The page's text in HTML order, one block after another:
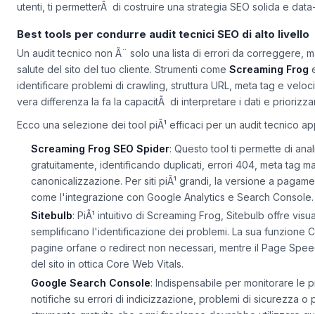
piÃ¹ piattaforme, come Ahrefs per l'analisi dei competitor e
Best tools per condurre audit tecnici SEO di alto livello
Un audit tecnico non Ã¨ solo una lista di errori da correggere,
salute del sito del tuo cliente. Strumenti comeScreaming Frog
identificare problemi di crawling, struttura URL, meta tag e
vera differenza la fa la capacitÃ di interpretare i dati e
Ecco una selezione dei tool piÃ¹ efficaci per un audit tecnico
Screaming Frog SEO Spider: Questo tool ti permette di
gratuitamente, identificando duplicati, errori 404, meta tag
canonicalizzazione. Per siti piÃ¹ grandi, la versione a
come l'integrazione con Google Analytics e Search Console.
Sitebulb: PiÃ¹ intuitivo di Screaming Frog, Sitebulb offre
semplificano l'identificazione dei problemi. La sua funzione
pagine orfane o redirect non necessari, mentre il
del sito in ottica Core Web Vitals.
Google Search Console: Indispensabile per monitorare le